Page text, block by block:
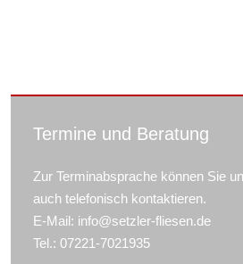
Termine und Beratung
Zur Terminabsprache können Sie
auch telefonisch kontaktieren.
E-Mail: info@setzler-fliesen.de
Tel.: 07221-7021935